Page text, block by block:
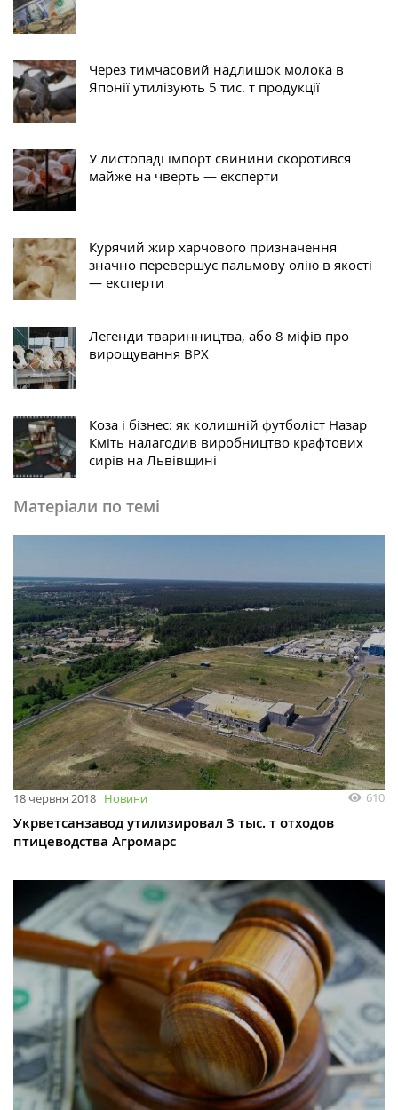
Через тимчасовий надлишок молока в
Японії утилізують 5 тис. т продукції
У листопаді імпорт свинини скоротився
майже на чверть — експерти
Курячий жир харчового призначення
значно перевершує пальмову олію в якості
— експерти
Легенди тваринництва, або 8 міфів про
вирощування ВРХ
Коза і бізнес: як колишній футболіст Назар
Кміть налагодив виробництво крафтових
сирів на Львівщині
Матеріали по темі
18 червня 2018 Новини 610
Укрветсанзавод утилизировал 3 тыс. т отходов
птицеводства Агромарс